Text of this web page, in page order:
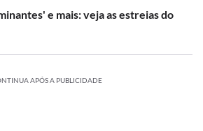
e mais: veja as estreias do
APÓS A PUBLICIDADE